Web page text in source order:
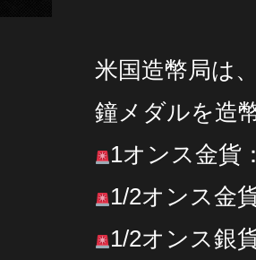
米国造幣局は
鐘メダルを造
1オンス金貨
1/2オンス金
1/2オンス銀